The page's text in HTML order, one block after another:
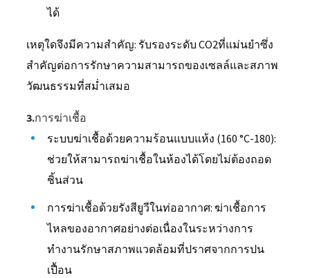
ได้
เหตุใดจึงมีความสำคัญ: รับรองระดับ CO2ที่แม่นยำซึ่ง
สำคัญต่อการรักษาความสามารถของเซลล์และสภาพ
วัฒนธรรมที่สม่ำเสมอ
3.การฆ่าเชื้อ
ระบบฆ่าเชื้อด้วยความร้อนแบบแห้ง (160 °C-180):
ช่วยให้สามารถฆ่าเชื้อในห้องได้โดยไม่ต้องถอด
ชิ้นส่วน
การฆ่าเชื้อด้วยรังสียูวีในท่ออากาศ: ฆ่าเชื้อการ
ไหลของอากาศอย่างต่อเนื่องในระหว่างการ
ทำงานรักษาสภาพแวดล้อมที่ปราศจากการปน
เปื้อน